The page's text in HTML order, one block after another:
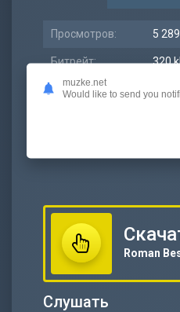
Просмотров: 5 289
Битрейт: 320
Размер: 5.94
Roman
Слушать
muzke.net
Would like to send you